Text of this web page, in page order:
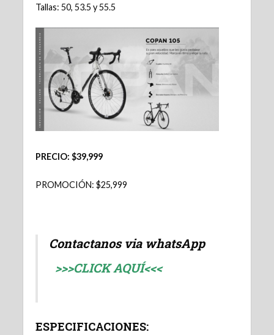
Tallas: 50, 53.5 y 55.5
PRECIO: $39,999
PROMOCIÓN: $25,999
Contactanos via whatsApp
>>>CLICK AQUÍ<<<
ESPECIFICACIONES: